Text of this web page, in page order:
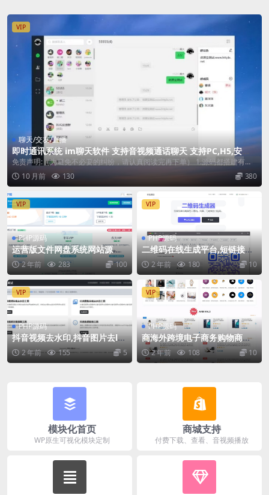
VIP
聊天/交友/直播
即时通讯系统 im聊天软件 支持音视频通话聊天 支持PC,H5,安卓
苹果APP聊天交友源码
免责声明:（为避免不必要的纠纷，请认真阅读完再下单） 1.源码都搭建有演
示，一切...
10 月前 130 380
VIP
PHP源码
运营版文件网盘系统网站源码,
网盘下载源码,支持转存和限速
下载,开通会员下载等等
2 年前 283 100
VIP
PHP源码
二维码在线生成平台,短链接生
成php网站源码,国外的程序需
要自己翻译
2 年前 180 10
VIP
PHP源码
抖音视频去水印,抖音图片去lo
go文案提取,抖音免费配音工具
大全PHP源码
2 年前 155 5
VIP
PHP源码
商海外跨境电子商务购物商城
源码2 年前 108 10
模块化首页
WP原生可视化模块定制
商城支持
付费下载、查看、音视频播放